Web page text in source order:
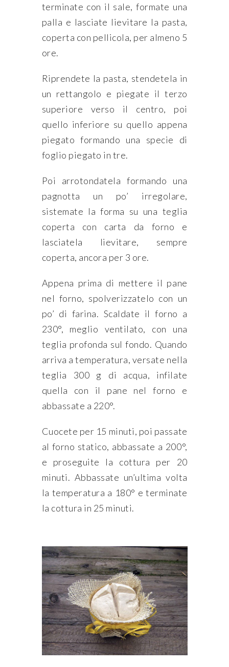
terminate con il sale, formate una
palla e lasciate lievitare la pasta,
coperta con pellicola, per almeno 5
ore.
Riprendete la pasta, stendetela in
un rettangolo e piegate il terzo
superiore verso il centro, poi
quello inferiore su quello appena
piegato formando una specie di
foglio piegato in tre.
Poi arrotondatela formando una
pagnotta un po’ irregolare,
sistemate la forma su una teglia
coperta con carta da forno e
lasciatela lievitare, sempre
coperta, ancora per 3 ore.
Appena prima di mettere il pane
nel forno, spolverizzatelo con un
po’ di farina. Scaldate il forno a
230°, meglio ventilato, con una
teglia profonda sul fondo. Quando
arriva a temperatura, versate nella
teglia 300 g di acqua, infilate
quella con il pane nel forno e
abbassate a 220°.
Cuocete per 15 minuti, poi passate
al forno statico, abbassate a 200°,
e proseguite la cottura per 20
minuti. Abbassate un’ultima volta
la temperatura a 180° e terminate
la cottura in 25 minuti.